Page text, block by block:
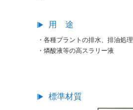
用 途
・各種プラントの排水、排油処理
・燐酸液等の高スラリー液
標準材質